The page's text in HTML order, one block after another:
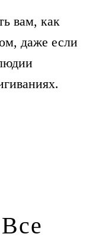
вам, как
даже если